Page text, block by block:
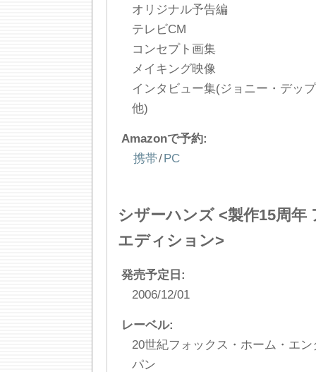
オリジナル予告編
テレビCM
コンセプト画集
メイキング映像
インタビュー集(ジョニー・デッ
他)
Amazonで予約:
携帯/PC
シザーハンズ <製作15周年
エディション>
発売予定日:
2006/12/01
レーベル:
20世紀フォックス・ホーム・エ
パン